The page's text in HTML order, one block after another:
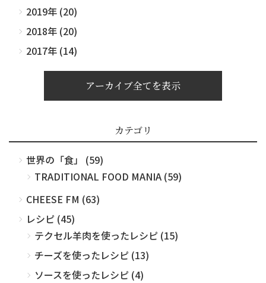
2019年 (20)
2018年 (20)
2017年 (14)
アーカイブ全てを表示
カテゴリ
世界の「食」 (59)
TRADITIONAL FOOD MANIA (59)
CHEESE FM (63)
レシピ (45)
テクセル羊肉を使ったレシピ (15)
チーズを使ったレシピ (13)
ソースを使ったレシピ (4)